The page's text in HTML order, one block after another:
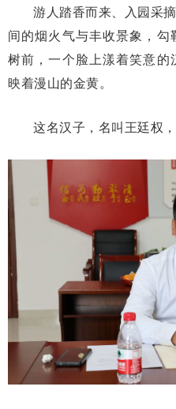
游人踏香而来、入园采
间的烟火气与丰收景象，
树前，一个脸上漾着笑意
映着漫山的金黄。
这名汉子，名叫王廷权